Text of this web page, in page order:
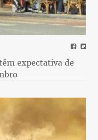
expectativa de